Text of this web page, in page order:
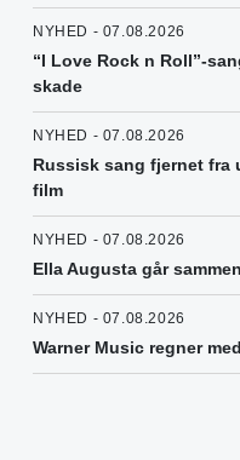
NYHED - 07.08.2026
“I Love Rock n Roll”-
skade
NYHED - 07.08.2026
Russisk sang fjernet fra
film
NYHED - 07.08.2026
Ella Augusta går
NYHED - 07.08.2026
Warner Music regner